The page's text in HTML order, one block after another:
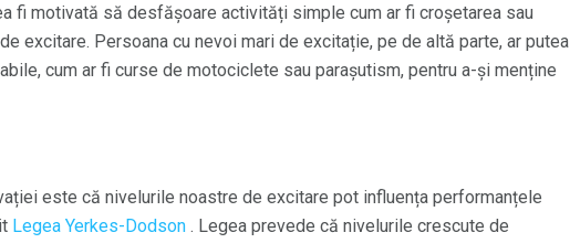
fi motivată să desfășoare activități simple cum ar fi croșetarea sau
excitare. Persoana cu nevoi mari de excitație, pe de altă parte, ar putea
cum ar fi curse de motociclete sau parașutism, pentru a-și menține
este că nivelurile noastre de excitare pot influența performanțele
Legea Yerkes-Dodson . Legea prevede că nivelurile crescute de